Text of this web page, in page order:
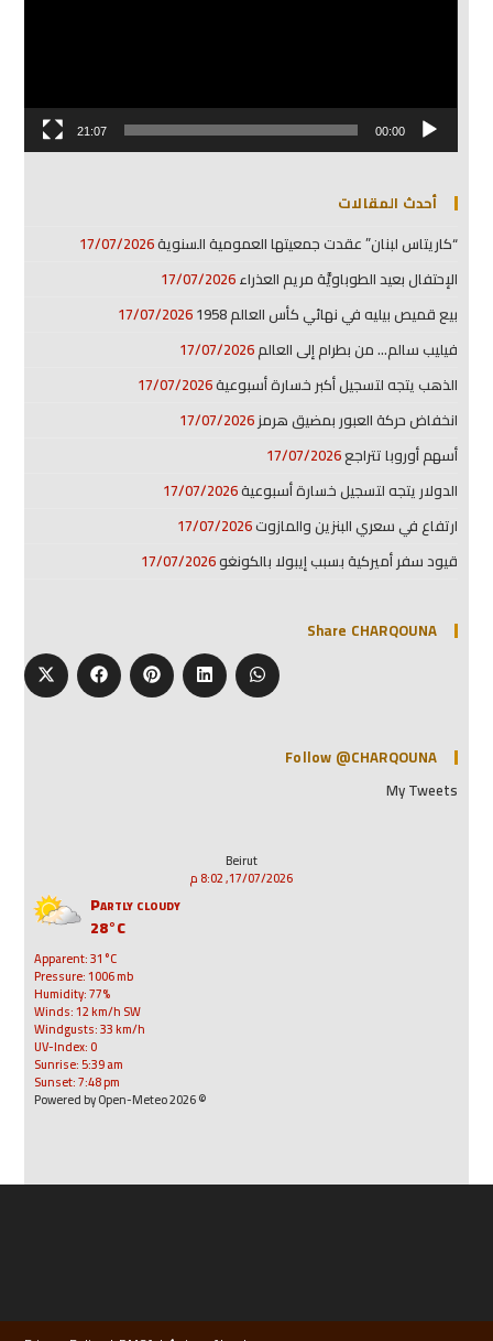
00:00
21:07
أحدث المقالات
“كاريتاس لبنان” عقدت جمعيتها العمومية السنوية17/07/2026
الإحتفال بعيد الطوباويَّة مريم العذراء17/07/2026
بيع قميص بيليه في نهائي كأس العالم 1958
17/07/2026
فيليب سالم… من بطرام إلى العالم17/07/2026
الذهب يتجه لتسجيل أكبر خسارة أسبوعية17/07/2026
انخفاض حركة العبور بمضيق هرمز17/07/2026
أسهم أوروبا تتراجع17/07/2026
الدولار يتجه لتسجيل خسارة أسبوعية17/07/2026
ارتفاع في سعري البنزين والمازوت17/07/2026
قيود سفر أميركية بسبب إيبولا بالكونغو17/07/2026
Share CHARQOUNA
Follow @CHARQOUNA
My Tweets
Beirut
17/07/2026, 8:02 م
Partly cloudy
28°C
Apparent: 31°C
Pressure: 1006 mb
Humidity: 77%
Winds: 12 km/h SW
Windgusts: 33 km/h
UV-Index: 0
Sunrise: 5:39 am
Sunset: 7:48 pm
© 2026 Powered by Open-Meteo